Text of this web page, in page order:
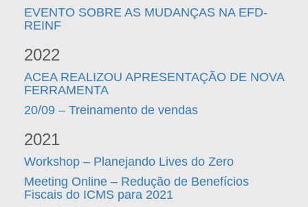
EVENTO SOBRE AS MUDANÇAS NA EFD-
REINF
2022
ACEA REALIZOU APRESENTAÇÃO DE NOVA
FERRAMENTA
20/09 – Treinamento de vendas
2021
Workshop – Planejando Lives do Zero
Meeting Online – Redução de Benefícios
Fiscais do ICMS para 2021